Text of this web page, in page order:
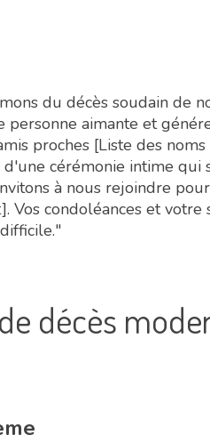
du décès soudain de
aimante et
proches [Liste des noms
cérémonie intime qui
à nous rejoindre
condoléances et votre
décès